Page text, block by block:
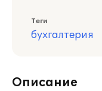
Теги
бухгалтерия
Описание